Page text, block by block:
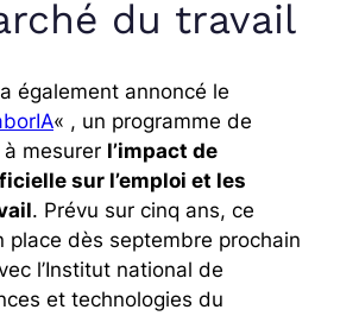
du travail
également annoncé le
« , un programme de
mesurer l’impact de
sur l’emploi et les
. Prévu sur cinq ans, ce
place dès septembre prochain
l’Institut national de
et technologies du